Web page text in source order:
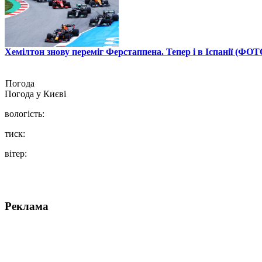
Хемілтон знову переміг Ферстаппена. Тепер і в Іспанії
Погода
Погода у Києві
вологість:
тиск:
вітер:
Реклама